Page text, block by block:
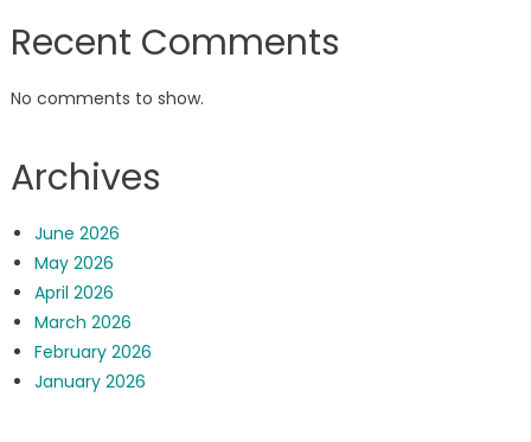
Recent Comments
No comments to show.
Archives
June 2026
May 2026
April 2026
March 2026
February 2026
January 2026